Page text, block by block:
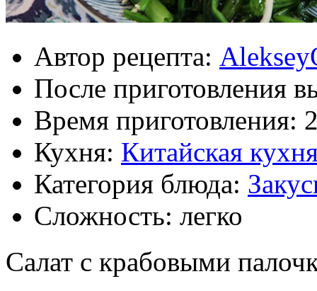
Автор рецепта:
После приготовления
Время приготовления:
Кухня: Китайская
Категория блюда:
Сложность: легко
Салат с крабовыми